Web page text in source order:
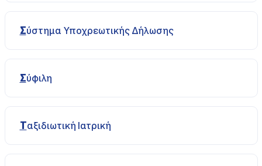
Σύστημα Υποχρεωτικής Δήλωσης
Σύφιλη
Ταξιδιωτική Ιατρική